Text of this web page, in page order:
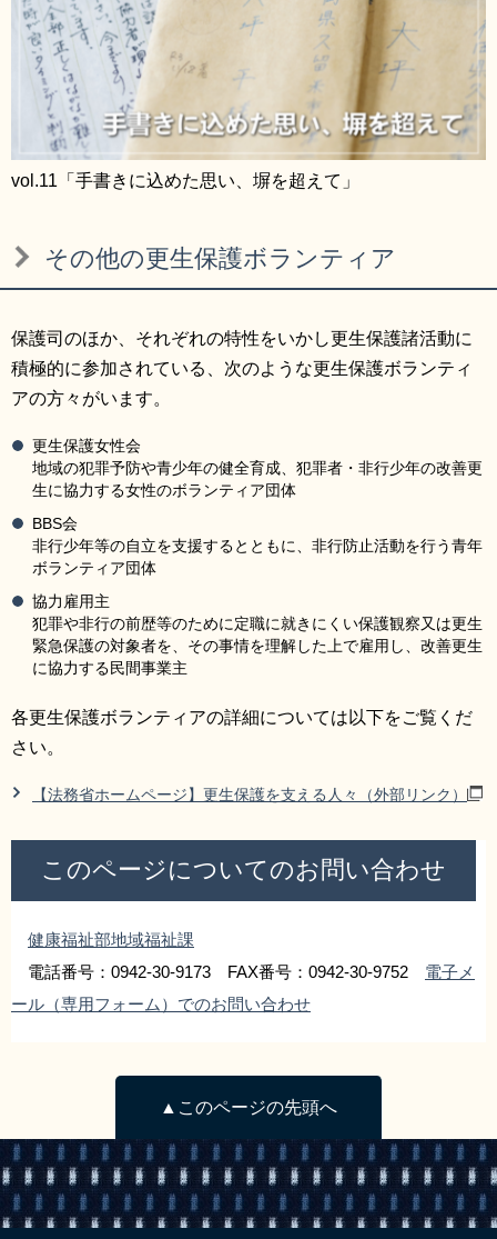
vol.11「手書きに込めた思い、塀を超えて」
その他の更生保護ボランティア
保護司のほか、それぞれの特性をいかし更生保護諸活動に
積極的に参加されている、次のような更生保護ボランティ
アの方々がいます。
更生保護女性会
地域の犯罪予防や青少年の健全育成、犯罪者・非行少年の改善更
生に協力する女性のボランティア団体
BBS会
非行少年等の自立を支援するとともに、非行防止活動を行う青年
ボランティア団体
協力雇用主
犯罪や非行の前歴等のために定職に就きにくい保護観察又は更生
緊急保護の対象者を、その事情を理解した上で雇用し、改善更生
に協力する民間事業主
各更生保護ボランティアの詳細については以下をご覧くだ
さい。
【法務省ホームページ】更生保護を支える人々（外部リンク）
このページについてのお問い合わせ
健康福祉部地域福祉課
電話番号：0942-30-9173 FAX番号：0942-30-9752 電子メ
ール（専用フォーム）でのお問い合わせ
▲このページの先頭へ